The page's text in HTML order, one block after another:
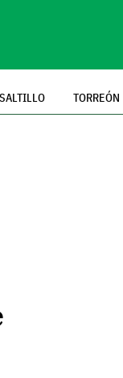
SALTILLO TORREÓN